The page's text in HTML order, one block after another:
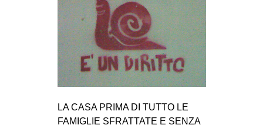
LA CASA PRIMA DI TUTTO LE
FAMIGLIE SFRATTATE E SENZA